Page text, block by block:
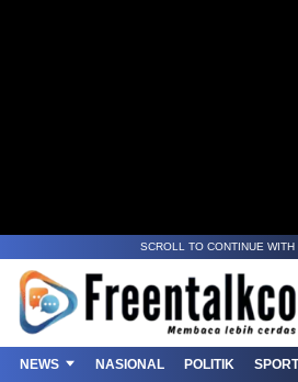
SCROLL TO CONTINUE WITH
NEWS NASIONAL POLITIK